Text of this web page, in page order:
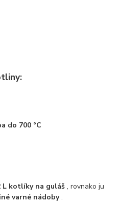
do 700 °C
L kotlíky na guláš , rovnako ju
varné nádoby.